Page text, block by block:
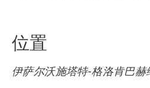
位置
伊萨尔沃施塔特-格洛肯巴赫